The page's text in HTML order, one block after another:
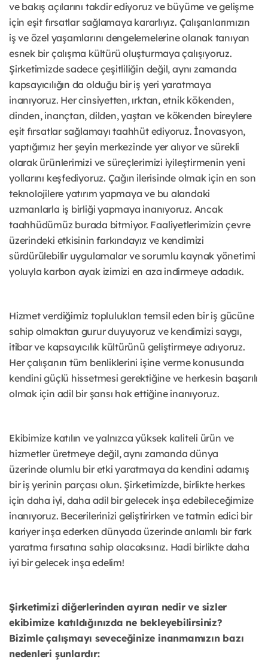
ve bakış açılarını takdir ediyoruz ve büyüme ve gelişme
için eşit fırsatlar sağlamaya kararlıyız. Çalışanlarımızın
iş ve özel yaşamlarını dengelemelerine olanak tanıyan
esnek bir çalışma kültürü oluşturmaya çalışıyoruz.
Şirketimizde sadece çeşitliliğin değil, aynı zamanda
kapsayıcılığın da olduğu bir iş yeri yaratmaya
inanıyoruz. Her cinsiyetten, ırktan, etnik kökenden,
dinden, inançtan, dilden, yaştan ve kökenden bireylere
eşit fırsatlar sağlamayı taahhüt ediyoruz. İnovasyon,
yaptığımız her şeyin merkezinde yer alıyor ve sürekli
olarak ürünlerimizi ve süreçlerimizi iyileştirmenin yeni
yollarını keşfediyoruz. Çağın ilerisinde olmak için en son
teknolojilere yatırım yapmaya ve bu alandaki
uzmanlarla iş birliği yapmaya inanıyoruz. Ancak
taahhüdümüz burada bitmiyor. Faaliyetlerimizin çevre
üzerindeki etkisinin farkındayız ve kendimizi
sürdürülebilir uygulamalar ve sorumlu kaynak yönetimi
yoluyla karbon ayak izimizi en aza indirmeye adadık.
Hizmet verdiğimiz toplulukları temsil eden bir iş gücüne
sahip olmaktan gurur duyuyoruz ve kendimizi saygı,
itibar ve kapsayıcılık kültürünü geliştirmeye adıyoruz.
Her çalışanın tüm benliklerini işine verme konusunda
kendini güçlü hissetmesi gerektiğine ve herkesin başarılı
olmak için adil bir şansı hak ettiğine inanıyoruz.
Ekibimize katılın ve yalnızca yüksek kaliteli ürün ve
hizmetler üretmeye değil, aynı zamanda dünya
üzerinde olumlu bir etki yaratmaya da kendini adamış
bir iş yerinin parçası olun. Şirketimizde, birlikte herkes
için daha iyi, daha adil bir gelecek inşa edebileceğimize
inanıyoruz. Becerilerinizi geliştirirken ve tatmin edici bir
kariyer inşa ederken dünyada üzerinde anlamlı bir fark
yaratma fırsatına sahip olacaksınız. Hadi birlikte daha
iyi bir gelecek inşa edelim!
Şirketimizi diğerlerinden ayıran nedir ve sizler
ekibimize katıldığınızda ne bekleyebilirsiniz?
Bizimle çalışmayı seveceğinize inanmamızın bazı
nedenleri şunlardır: